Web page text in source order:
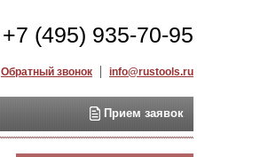
+7 (495) 935-70-95
Обратный звонок info@rustools.ru
Прием заявок